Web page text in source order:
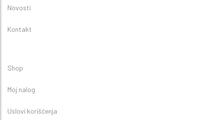
Novosti
Kontakt
Shop
Moj nalog
Uslovi korišćenja